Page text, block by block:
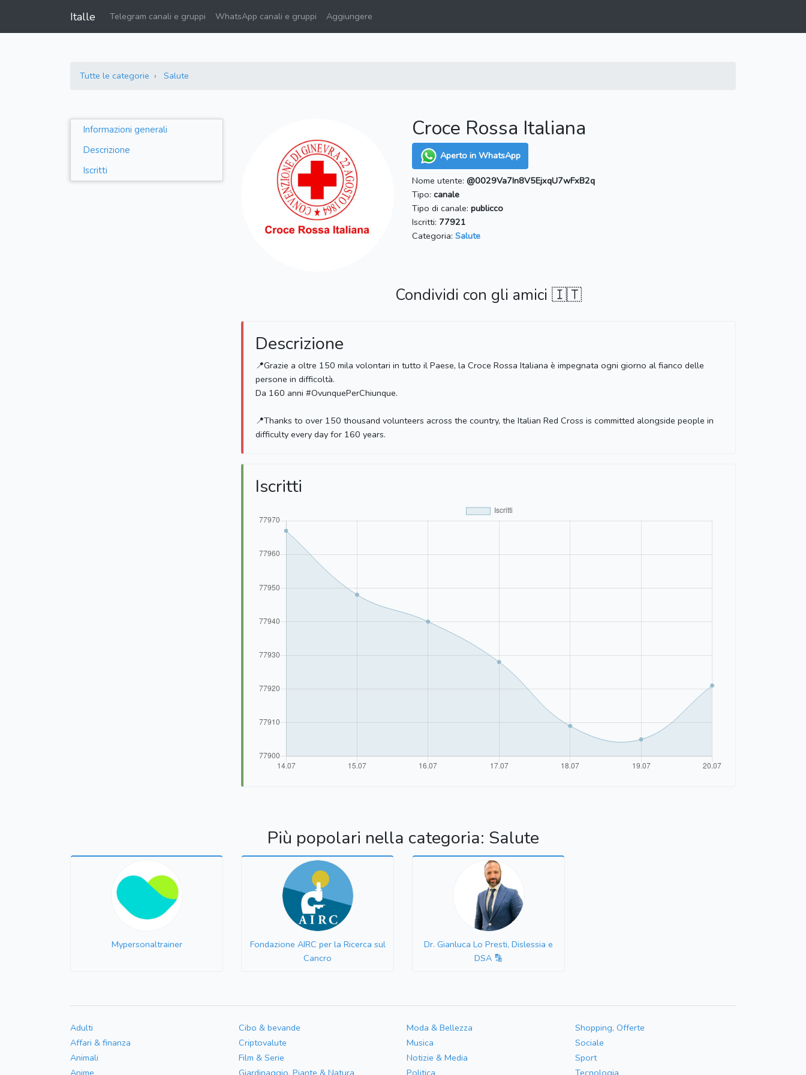
Italle Telegram canali e gruppi WhatsApp canali e gruppi Aggiungere
Tutte le categorie Salute
Informazioni generali
Descrizione
Iscritti
Croce Rossa Italiana
Aperto in WhatsApp
Nome utente: @0029Va7In8V5EjxqU7wFxB2q
Tipo: canale
Tipo di canale: publicco
Iscritti: 77921
Categoria: Salute
Condividi con gli amici 🇮🇹
Descrizione
📍Grazie a oltre 150 mila volontari in tutto il Paese, la Croce Rossa Italiana è impegnata ogni giorno al fianco delle
persone in difficoltà.
Da 160 anni #OvunquePerChiunque.
📍Thanks to over 150 thousand volunteers across the country, the Italian Red Cross is committed alongside people in
difficulty every day for 160 years.
Iscritti
Più popolari nella categoria: Salute
Mypersonaltrainer
Fondazione AIRC per la Ricerca sul
Cancro
Dr. Gianluca Lo Presti, Dislessia e
DSA 🔡
Adulti
Affari & finanza
Animali
Cibo & bevande
Criptovalute
Film & Serie
Moda & Bellezza
Musica
Notizie & Media
Shopping, Offerte
Sociale
Sport